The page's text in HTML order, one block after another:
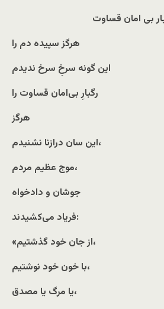
بی امان قساوت
هرگز سپیده‌ دم را
این گونه سرخِ سرخ ندیدم
رگبارِ بی‌امان قساوت را
هرگز
این سان درازنا نشنیدم،
موج عظیم مردم،
جوشان و دادخواه
فریاد می‌کشیدند:
«از جان خود گذشتیم،
با خون خود نوشتیم،
یا مرگ یا مصدق،